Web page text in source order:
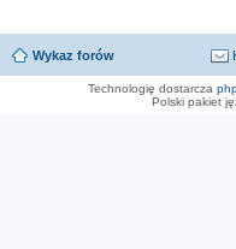
Wykaz forów
Technologię dostarcza
Polski pakiet